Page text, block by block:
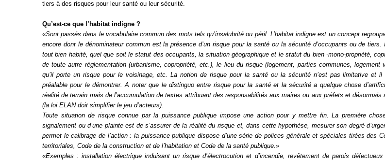
Conseil syndical
Concierge, gardien
Contentieux
Travaux
Marchands de sommeil et
copropriété en difficulté
Règles de majorité
Procès verbal
tiers à des risques pour leur santé ou leur sécurité.
Qu’est-ce que l’habitat indigne ?
«Sont passés dans le vocabulaire commun des mots tels qu’insalubrité ou péril. L’habitat indigne est un concept
encore dont le dénominateur commun est la présence d’un risque pour la santé ou la sécurité d’occupants ou de tiers.
tout bien habité, quel que soit le statut des occupants, la situation géographique et le statut du bien -mono-propriété,
de toute autre réglementation (urbanisme, copropriété, etc.), le lieu du risque (logement, parties communes, logement
qu’il porte un risque pour le voisinage, etc. La notion de risque pour la santé ou la sécurité n’est pas limitative et il
préalable pour le démontrer. A noter que le distinguo entre risque pour la santé et la sécurité a quelque chose
réalité de terrain mais de l’accumulation de textes attribuant des responsabilités aux maires ou aux préfets et désormais
(la loi ELAN doit simplifier le jeu d’acteurs).
Toute situation de risque connue par la puissance publique impose une action pour y mettre fin. La première
signalement ou d’une plainte est de s’assurer de la réalité du risque et, dans cette hypothèse, mesurer son degré
permet le calibrage de l’action : la puissance publique dispose d’une série de polices générale et spéciales tirées des
territoriales, Code de la construction et de l’habitation et Code de la santé publique. »
«Exemples : installation électrique induisant un risque d’électrocution et d’incendie, revêtement de parois